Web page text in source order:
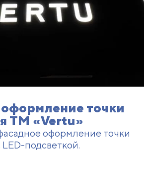
точки
ТМ «Vertu»
оформление точки
подсветкой.